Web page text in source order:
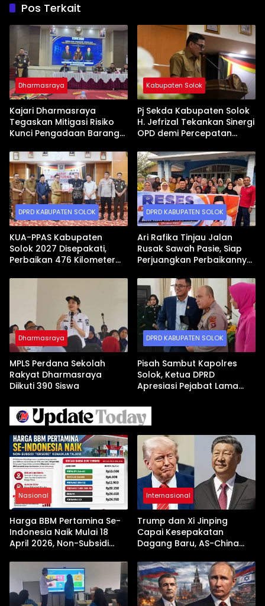
Pos Terkait
Dharmasraya
Kajari Dharmasraya
Tegaskan Mitigasi Risiko
Kunci Pengadaan Barang
Kabupaten Solok
Pj Sekda Kabupaten Solok
H. Jefrizal Tekankan Sinergi
OPD demi Percepatan
DPRD KABUPATEN SOLOK
KUA-PPAS Kabupaten
Solok 2027 Disepakati,
Perbaikan 476 Kilometer
DPRD KABUPATEN SOLOK
Ari Rafika Tinjau Jalan
Rusak Sawah Pasie, Siap
Perjuangkan Perbaikannya
Dharmasraya
MPLS Perdana Sekolah
Rakyat Dharmasraya
Diikuti 390 Siswa
DPRD KABUPATEN SOLOK
Pisah Sambut Kapolres
Solok, Ketua DPRD
Apresiasi Pejabat Lama
Nasional
Harga BBM Pertamina Se-
Indonesia Naik Mulai 18
April 2026, Non-Subsidi
Internasional
Trump dan Xi Jinping
Capai Kesepakatan
Dagang Baru, AS-China
Jelang Kunjungan Beijing